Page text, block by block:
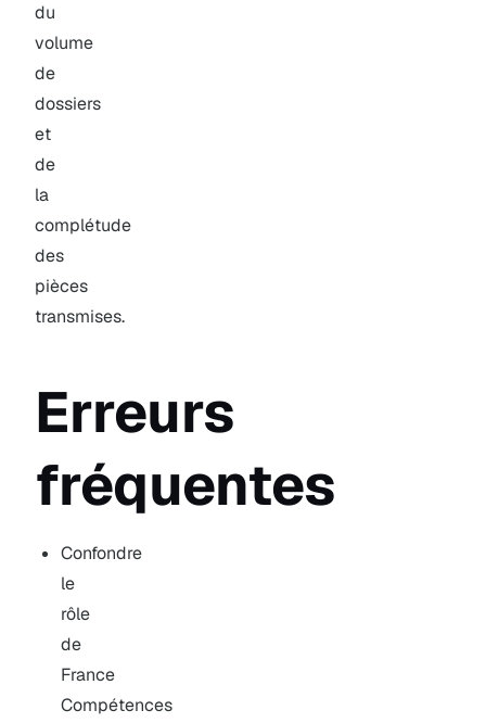
du
volume
de
dossiers
et
de
la
complétude
des
pièces
transmises.
Erreurs
fréquentes
Confondre
le
rôle
de
France
Compétences